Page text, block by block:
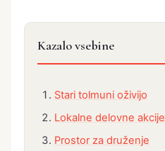
Kazalo vsebine
Stari tolmuni oživijo
Lokalne delovne akcije
Prostor za druženje